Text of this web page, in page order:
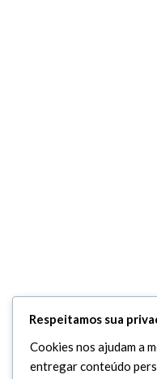
Respeitamos sua
Cookies nos ajudam a
entregar conteúdo